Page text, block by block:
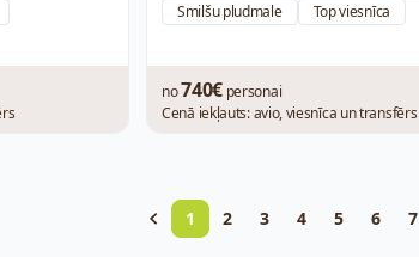
Smilšu pludmale
Top viesnīca
no740€personai
Cenā iekļauts: avio, viesnīca un transfērs
1 2 3 4 5 6 7